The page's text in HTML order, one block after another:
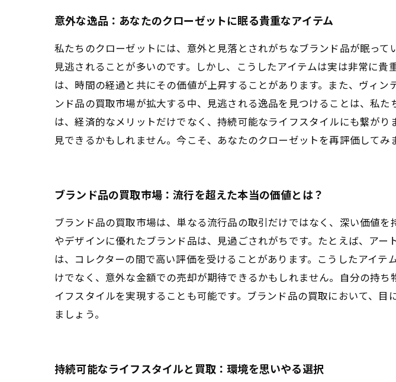
意外な逸品：あなたのクローゼットに眠る貴重なアイテム
私たちのクローゼットには、意外と見落とされがちなブランド品が眠っ
見逃されることが多いのです。しかし、こうしたアイテムは実は非常に
は、時間の経過と共にその価値が上昇することがあります。また、ヴィ
ンド品の買取市場が拡大する中、見逃される逸品を見つけることは、私
は、経済的なメリットだけでなく、持続可能なライフスタイルにも繋が
見できるかもしれません。今こそ、あなたのクローゼットを再評価してみ
ブランド品の買取市場：流行を超えた本当の価値とは？
ブランド品の買取市場は、単なる流行品の取引だけではなく、深い価値
やデザインに優れたブランド品は、見過ごされがちです。たとえば、ア
は、コレクターの間で高い評価を受けることがあります。こうしたアイ
けでなく、意外な金額での売却が期待できるかもしれません。自分の持
イフスタイルを実現することも可能です。ブランド品の買取において、
ましょう。
持続可能なライフスタイルと買取：環境を思いやる選択